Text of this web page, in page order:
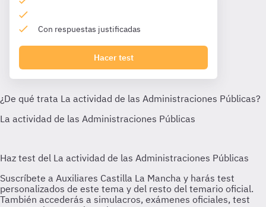
Con respuestas justificadas
Hacer test